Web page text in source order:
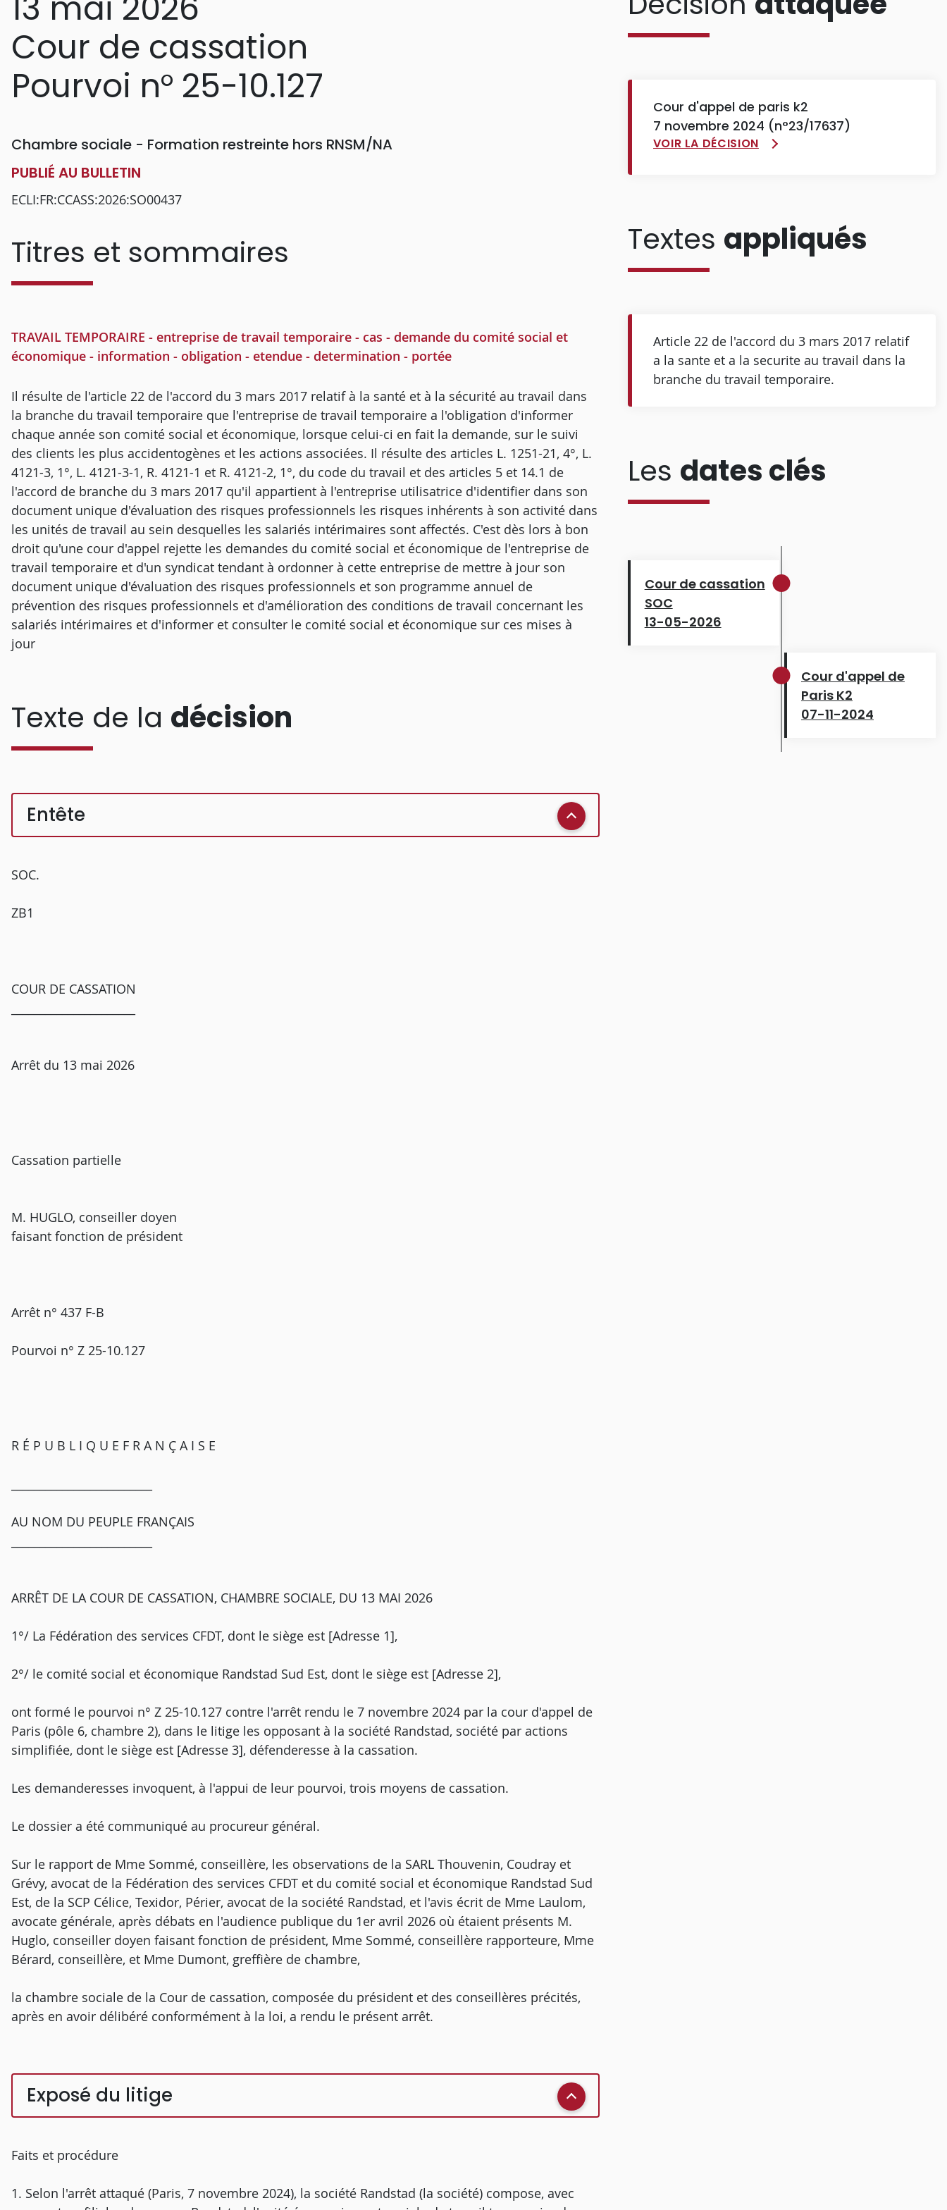
Cour de cassation
Pourvoi n° 25-10.127
Chambre sociale - Formation restreinte hors RNSM/NA
PUBLIÉ AU BULLETIN
ECLI:FR:CCASS:2026:SO00437
Titres et sommaires
TRAVAIL TEMPORAIRE - entreprise de travail temporaire - cas - demande du comité social et
économique - information - obligation - etendue - determination - portée
Il résulte de l'article 22 de l'accord du 3 mars 2017 relatif à la santé et à la sécurité au travail dans
la branche du travail temporaire que l'entreprise de travail temporaire a l'obligation d'informer
chaque année son comité social et économique, lorsque celui-ci en fait la demande, sur le suivi
des clients les plus accidentogènes et les actions associées. Il résulte des articles L. 1251-21, 4°, L.
4121-3, 1°, L. 4121-3-1, R. 4121-1 et R. 4121-2, 1°, du code du travail et des articles 5 et 14.1 de
l'accord de branche du 3 mars 2017 qu'il appartient à l'entreprise utilisatrice d'identifier dans son
document unique d'évaluation des risques professionnels les risques inhérents à son activité dans
les unités de travail au sein desquelles les salariés intérimaires sont affectés. C'est dès lors à bon
droit qu'une cour d'appel rejette les demandes du comité social et économique de l'entreprise de
travail temporaire et d'un syndicat tendant à ordonner à cette entreprise de mettre à jour son
document unique d'évaluation des risques professionnels et son programme annuel de
prévention des risques professionnels et d'amélioration des conditions de travail concernant les
salariés intérimaires et d'informer et consulter le comité social et économique sur ces mises à
jour
Texte de la décision
Entête
SOC.
ZB1
COUR DE CASSATION
Arrêt du 13 mai 2026
Cassation partielle
M. HUGLO, conseiller doyen
faisant fonction de président
Arrêt n° 437 F-B
Pourvoi n° Z 25-10.127
R É P U B L I Q U E F R A N Ç A I S E
AU NOM DU PEUPLE FRANÇAIS
ARRÊT DE LA COUR DE CASSATION, CHAMBRE SOCIALE, DU 13 MAI 2026
1°/ La Fédération des services CFDT, dont le siège est [Adresse 1],
2°/ le comité social et économique Randstad Sud Est, dont le siège est [Adresse 2],
ont formé le pourvoi n° Z 25-10.127 contre l'arrêt rendu le 7 novembre 2024 par la cour d'appel de
Paris (pôle 6, chambre 2), dans le litige les opposant à la société Randstad, société par actions
simplifiée, dont le siège est [Adresse 3], défenderesse à la cassation.
Les demanderesses invoquent, à l'appui de leur pourvoi, trois moyens de cassation.
Le dossier a été communiqué au procureur général.
Sur le rapport de Mme Sommé, conseillère, les observations de la SARL Thouvenin, Coudray et
Grévy, avocat de la Fédération des services CFDT et du comité social et économique Randstad Sud
Est, de la SCP Célice, Texidor, Périer, avocat de la société Randstad, et l'avis écrit de Mme Laulom,
avocate générale, après débats en l'audience publique du 1er avril 2026 où étaient présents M.
Huglo, conseiller doyen faisant fonction de président, Mme Sommé, conseillère rapporteure, Mme
Bérard, conseillère, et Mme Dumont, greffière de chambre,
la chambre sociale de la Cour de cassation, composée du président et des conseillères précités,
après en avoir délibéré conformément à la loi, a rendu le présent arrêt.
Exposé du litige
Faits et procédure
1. Selon l'arrêt attaqué (Paris, 7 novembre 2024), la société Randstad (la société) compose, avec
Cour d'appel de paris k2
7 novembre 2024 (n°23/17637)
VOIR LA DÉCISION
Textes appliqués
Article 22 de l'accord du 3 mars 2017 relatif
a la sante et a la securite au travail dans la
branche du travail temporaire.
Les dates clés
Cour de cassation
SOC
13-05-2026
Cour d'appel de
Paris K2
07-11-2024